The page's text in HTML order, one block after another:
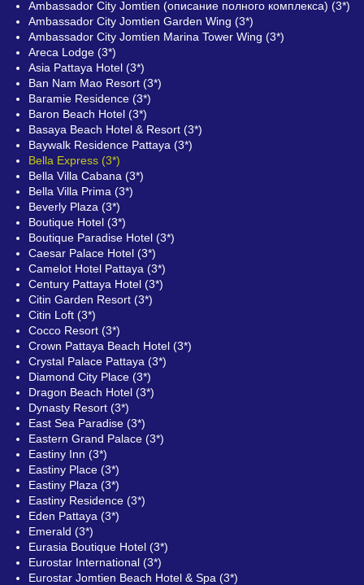
Ambassador City Jomtien (описание полного комплекса) (3*)
Ambassador City Jomtien Garden Wing (3*)
Ambassador City Jomtien Marina Tower Wing (3*)
Areca Lodge (3*)
Asia Pattaya Hotel (3*)
Ban Nam Mao Resort (3*)
Baramie Residence (3*)
Baron Beach Hotel (3*)
Basaya Beach Hotel & Resort (3*)
Baywalk Residence Pattaya (3*)
Bella Express (3*)
Bella Villa Cabana (3*)
Bella Villa Prima (3*)
Beverly Plaza (3*)
Boutique Hotel (3*)
Boutique Paradise Hotel (3*)
Caesar Palace Hotel (3*)
Camelot Hotel Pattaya (3*)
Century Pattaya Hotel (3*)
Citin Garden Resort (3*)
Citin Loft (3*)
Cocco Resort (3*)
Crown Pattaya Beach Hotel (3*)
Crystal Palace Pattaya (3*)
Diamond City Place (3*)
Dragon Beach Hotel (3*)
Dynasty Resort (3*)
East Sea Paradise (3*)
Eastern Grand Palace (3*)
Eastiny Inn (3*)
Eastiny Place (3*)
Eastiny Plaza (3*)
Eastiny Residence (3*)
Eden Pattaya (3*)
Emerald (3*)
Eurasia Boutique Hotel (3*)
Eurostar International (3*)
Eurostar Jomtien Beach Hotel & Spa (3*)